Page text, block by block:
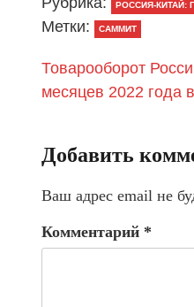
РОССИЯ-КИТАЙ:
Метки: САММИТ
Товарооборот
месяцев 2022 года
Добавить
Ваш адрес email не
Комментарий *